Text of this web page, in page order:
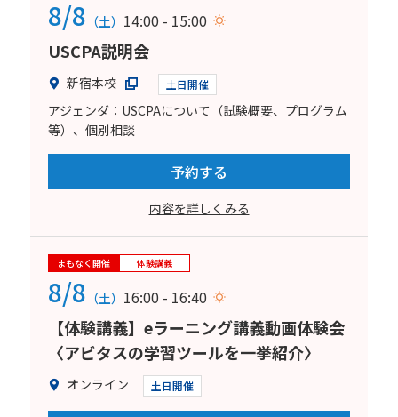
8/8 （土） 14:00 - 15:00
USCPA説明会
新宿本校 土日開催
アジェンダ：USCPAについて（試験概要、プログラム
等）、個別相談
予約する
内容を詳しくみる
まもなく開催 体験講義
8/8 （土） 16:00 - 16:40
【体験講義】eラーニング講義動画体験会
〈アビタスの学習ツールを一挙紹介〉
オンライン 土日開催